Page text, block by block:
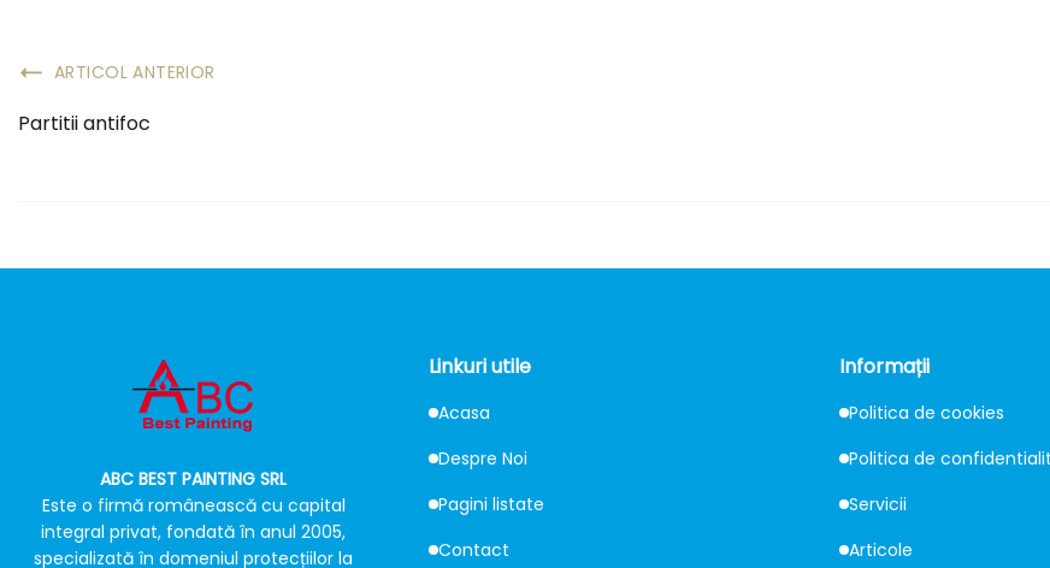
ARTICOL ANTERIOR
Partitii antifoc
ABC BEST PAINTING SRL
Este o firmă românească cu capital
integral privat, fondată în anul 2005,
specializată în domeniul protecțiilor la
Linkuri utile
Acasa
Despre Noi
Pagini listate
Contact
Informații
Politica de cookies
Politica de
Servicii
Articole